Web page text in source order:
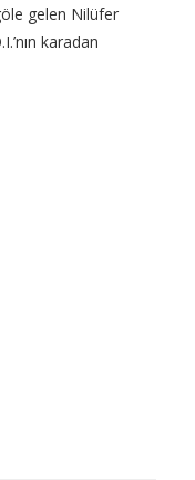
gelen Nilüfer
karadan